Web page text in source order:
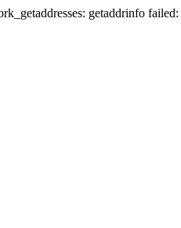
getaddrinfo